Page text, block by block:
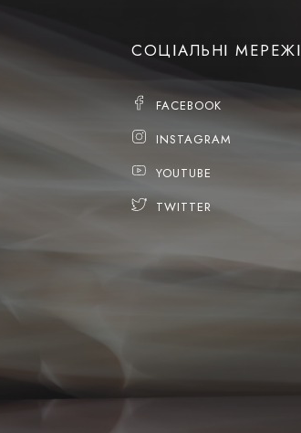
СОЦІАЛЬНІ МЕРЕЖІ
FACEBOOK
INSTAGRAM
YOUTUBE
TWITTER